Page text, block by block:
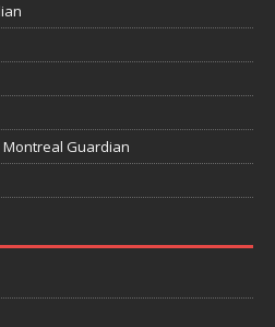
Guardian